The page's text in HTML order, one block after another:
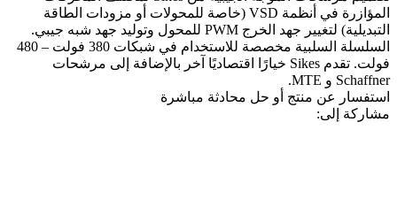
المؤازرة في أنظمة VSD (خاصة للمحولات أو مزودات الطاقة
التبديلية) لتغيير جهد الخرج PWM للمحول وتوليد جهد شبه جيبي.
السلسلة السلبية مخصصة للاستخدام في شبكات 380 فولت – 480
فولت. تقدم Sikes خيارًا اقتصاديًا آخر بالإضافة إلى مرشحات
Schaffner و MTE.
استفسار عن منتج أو حل محادثة مباشرة
مشاركة إلى: